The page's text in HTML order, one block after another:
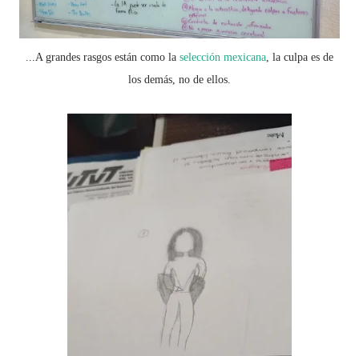
...A grandes rasgos están como la selección mexicana, la culpa es de
los demás, no de ellos.